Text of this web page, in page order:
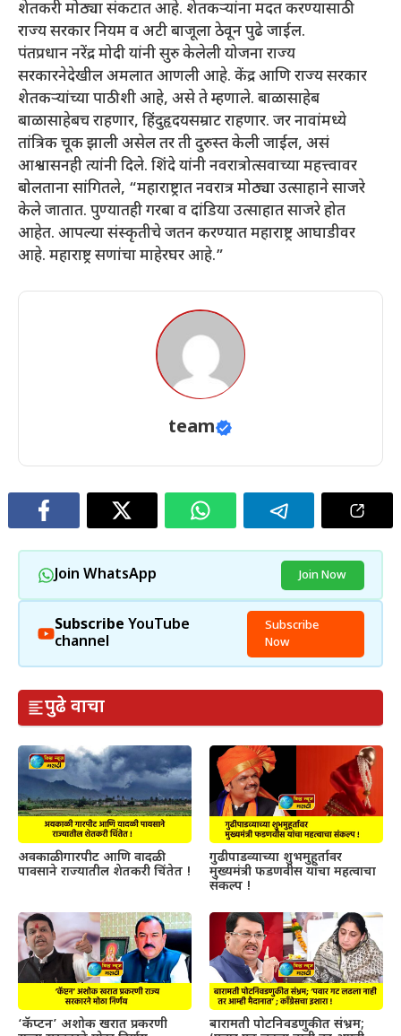
शेतकरी मोठ्या संकटात आहे. शेतकऱ्यांना मदत करण्यासाठी
राज्य सरकार नियम व अटी बाजूला ठेवून पुढे जाईल.
पंतप्रधान नरेंद्र मोदी यांनी सुरु केलेली योजना राज्य
सरकारनेदेखील अमलात आणली आहे. केंद्र आणि राज्य सरकार
शेतकऱ्यांच्या पाठीशी आहे, असे ते म्हणाले. बाळासाहेब
बाळासाहेबच राहणार, हिंदुहृदयसम्राट राहणार. जर नावांमध्ये
तांत्रिक चूक झाली असेल तर ती दुरुस्त केली जाईल, असं
आश्वासनही त्यांनी दिले. शिंदे यांनी नवरात्रोत्सवाच्या महत्त्वावर
बोलताना सांगितले, “महाराष्ट्रात नवरात्र मोठ्या उत्साहाने साजरे
केले जातात. पुण्यातही गरबा व दांडिया उत्साहात साजरे होत
आहेत. आपल्या संस्कृतीचे जतन करण्यात महाराष्ट्र आघाडीवर
आहे. महाराष्ट्र सणांचा माहेरघर आहे.”
team
Join WhatsApp Join Now
Subscribe YouTube
channel
Subscribe
Now
पुढे वाचा
अवकाळी गारपीट आणि वादळी
पावसाने राज्यातील शेतकरी चिंतेत !
गुढीपाडव्याच्या शुभमुहूर्तावर
मुख्यमंत्री फडणवीस यांचा महत्वाचा
संकल्प !
‘कॅप्टन’ अशोक खरात प्रकरणी
बारामती पोटनिवडणुकीत संभ्रम;